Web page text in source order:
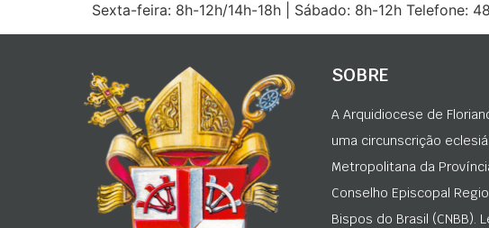
Sexta-feira: 8h-12h/14h-18h | Sábado: 8h-12h Telefone:
SOBRE
A Arquidiocese de
uma circunscrição
Metropolitana da
Conselho Episcopal
Bispos do Brasil (CNBB).